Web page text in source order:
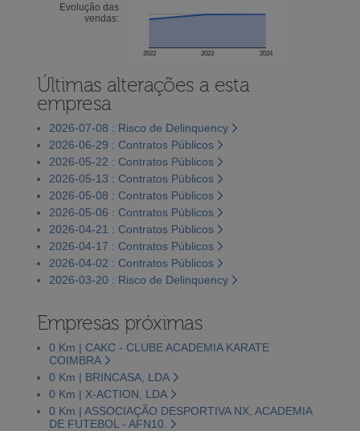
Evolução das
vendas:
2022 2023 2024
Últimas alterações a esta
empresa
2026-07-08 : Risco de Delinquency
2026-06-29 : Contratos Públicos
2026-05-22 : Contratos Públicos
2026-05-13 : Contratos Públicos
2026-05-08 : Contratos Públicos
2026-05-06 : Contratos Públicos
2026-04-21 : Contratos Públicos
2026-04-17 : Contratos Públicos
2026-04-02 : Contratos Públicos
2026-03-20 : Risco de Delinquency
Empresas próximas
0 Km | CAKC - CLUBE ACADEMIA KARATE
COIMBRA
0 Km | BRINCASA, LDA
0 Km | X-ACTION, LDA
0 Km | ASSOCIAÇÃO DESPORTIVA NX, ACADEMIA
DE FUTEBOL - AFN10.